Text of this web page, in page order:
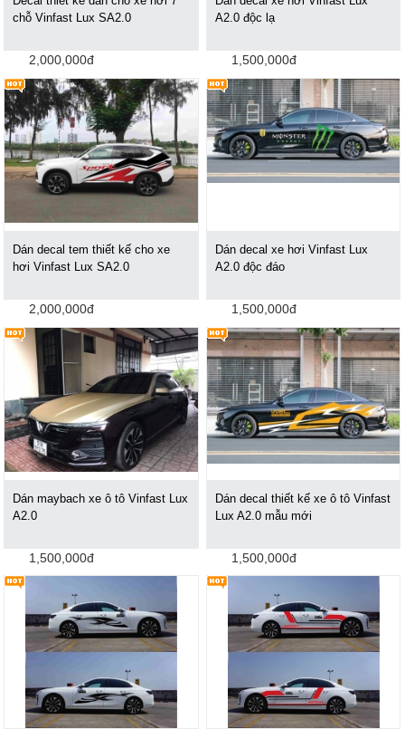
chỗ Vinfast Lux SA2.0
2,000,000đ
A2.0 độc lạ
1,500,000đ
Dán decal tem thiết kế cho xe
hơi Vinfast Lux SA2.0
2,000,000đ
Dán decal xe hơi Vinfast Lux
A2.0 độc đáo
1,500,000đ
Dán maybach xe ô tô Vinfast Lux
A2.0
1,500,000đ
Dán decal thiết kế xe ô tô Vinfast
Lux A2.0 mẫu mới
1,500,000đ